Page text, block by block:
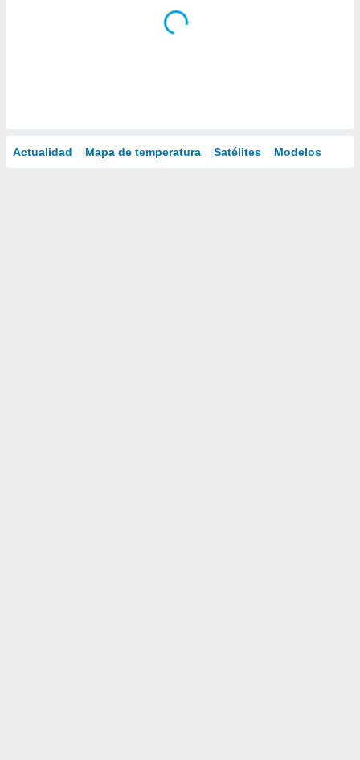
Actualidad Mapa de temperatura Satélites Modelos